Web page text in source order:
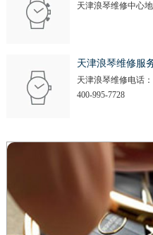
天津浪琴维修中心
天津浪琴维修服
天津浪琴维修电话：
400-995-7728